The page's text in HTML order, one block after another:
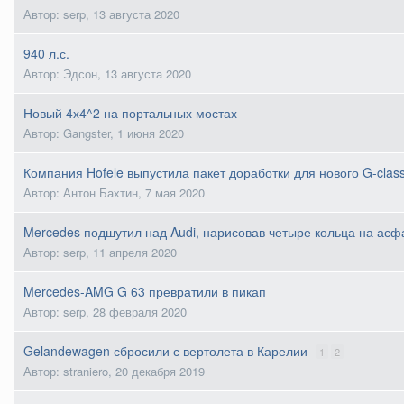
Автор: serp, 13 августа 2020
940 л.с.
Автор: Эдсон, 13 августа 2020
Новый 4х4^2 на портальных мостах
Автор: Gangster, 1 июня 2020
Компания Hofele выпустила пакет доработки для нового G-
Автор: Антон Бахтин, 7 мая 2020
Mercedes подшутил над Audi, нарисовав четыре кольца на
Автор: serp, 11 апреля 2020
Mercedes-AMG G 63 превратили в пикап
Автор: serp, 28 февраля 2020
Gelandewagen сбросили с вертолета в Карелии 1 2
Автор: straniero, 20 декабря 2019